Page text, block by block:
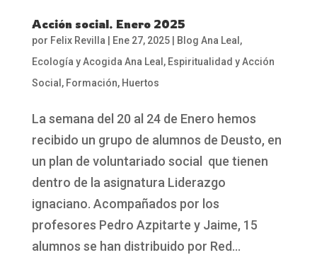
Acción social. Enero 2025
por Felix Revilla Ene 27, 2025| Blog Ana Leal ,
Ecología y Acogida Ana Leal , Espiritualidad y Acción
Social , Formación, Huertos
La semana del 20 al 24 de Enero hemos
recibido un grupo de alumnos de Deusto, en
un plan de voluntariado social que tienen
dentro de la asignatura Liderazgo
ignaciano. Acompañados por los
profesores Pedro Azpitarte y Jaime, 15
alumnos se han distribuido por Red...